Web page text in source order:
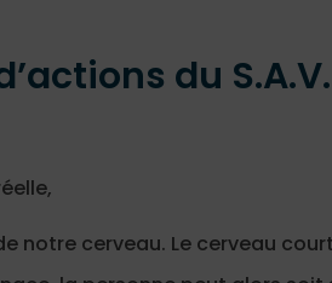
du
notre cerveau. Le cerveau